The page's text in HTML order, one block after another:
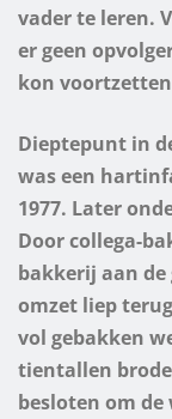
vader te leren.
er geen
kon
Dieptepunt in
was een
1977. Later
Door collega-
bakkerij aan
omzet liep
vol gebakken
tientallen
besloten om de